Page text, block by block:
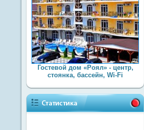
Гостевой дом «Роял» - центр,
стоянка, бассейн, Wi-Fi